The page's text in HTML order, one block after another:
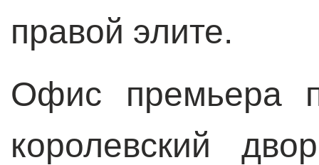
правой элите.
Офис премьера
королевский